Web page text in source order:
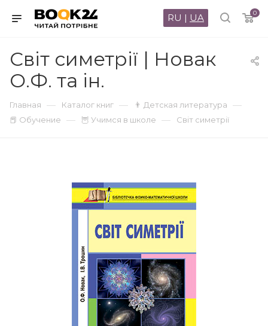
0
RU | UA
Світ симетрії | Новак
О.Ф. та ін.
Главная — Каталог книг — 👨 Детская литература —
📕 Обучение — 🦉 Учимся в школе — Світ симетрії